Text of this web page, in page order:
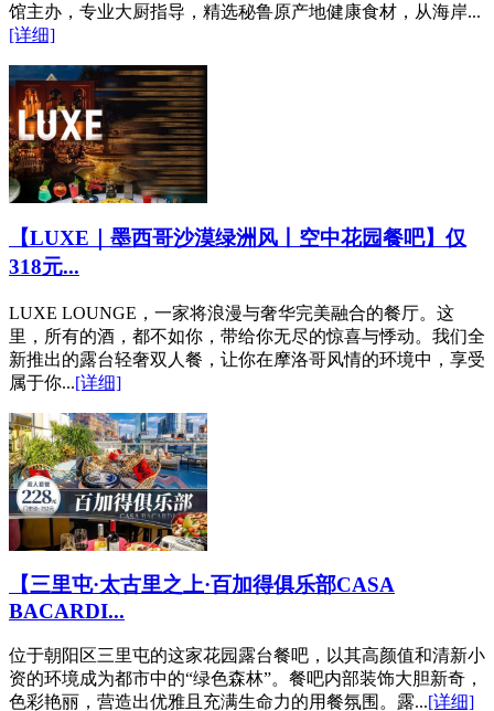
馆主办，专业大厨指导，精选秘鲁原产地健康食材，从海岸...
[详细]
【LUXE｜墨西哥沙漠绿洲风丨空中花园餐吧】仅
318元...
LUXE LOUNGE，一家将浪漫与奢华完美融合的餐厅。这
里，所有的酒，都不如你，带给你无尽的惊喜与悸动。我们全
新推出的露台轻奢双人餐，让你在摩洛哥风情的环境中，享受
属于你...[详细]
【三里屯·太古里之上·百加得俱乐部CASA
BACARDI...
位于朝阳区三里屯的这家花园露台餐吧，以其高颜值和清新小
资的环境成为都市中的“绿色森林”。餐吧内部装饰大胆新奇，
色彩艳丽，营造出优雅且充满生命力的用餐氛围。露...[详细]